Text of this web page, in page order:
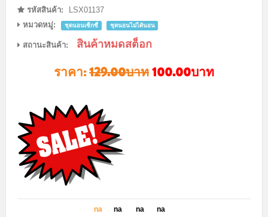
รหัสสินค้า:
LSX01137
หมวดหมู่:
ชุดนอนเซ็กซี่ ชุดนอนไม่ได้นอน
สถานะสินค้า: สินค้าหมดสต็อก
ราคา:129.00บาท100.00บาท
na
na
na
na